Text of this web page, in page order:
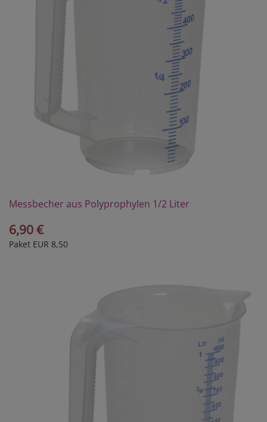
Messbecher aus Polyprophylen 1/2 Liter
6,90 €
Paket EUR 8,50